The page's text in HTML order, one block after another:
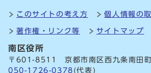
このサイトの考え方 個人情報の
著作権・リンク等 サイトマップ
南区役所
〒601-8511 京都市南区西九条南田
050-1726-0378 (代表)